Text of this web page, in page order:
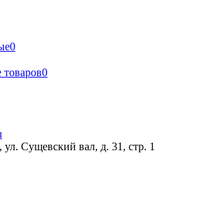
0
0
ул. Сущевский вал, д. 31, стр. 1